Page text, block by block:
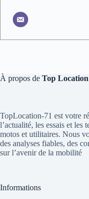
À propos de Top Location
TopLocation-71 est votre
l’actualité, les essais et les
motos et utilitaires. Nous
des analyses fiables, des
sur l’avenir de la mobilité
Informations